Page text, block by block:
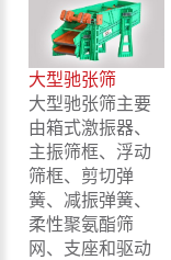
大型驰张筛
大型驰张筛主要
由箱式激振器、
主振筛框、浮动
筛框、剪切弹
簧、减振弹簧、
柔性聚氨酯筛
网、支座和驱动